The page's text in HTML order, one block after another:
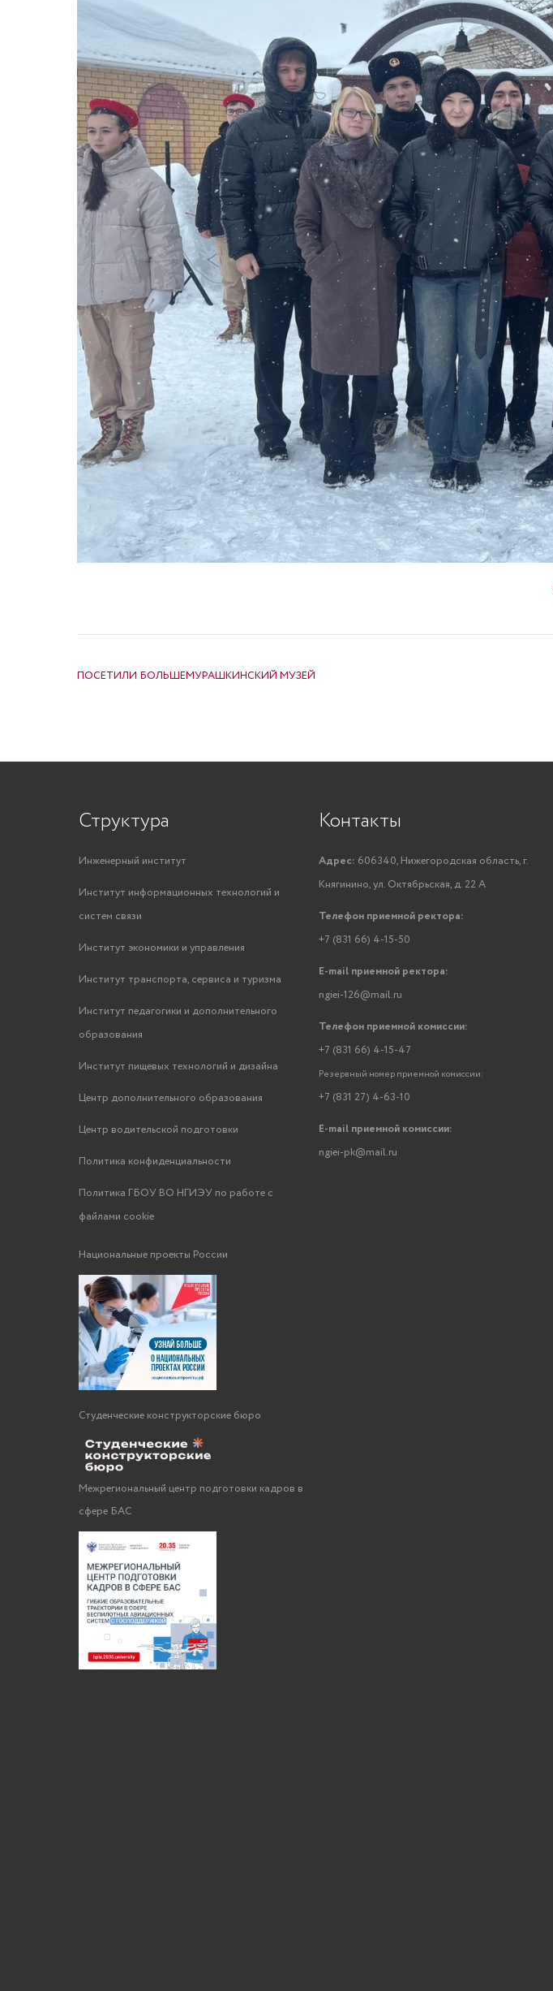
ПОСЕТИЛИ БОЛЬШЕМУРАШКИНСКИЙ МУЗЕЙ
Структура
Инженерный институт
Институт информационных технологий и
систем связи
Институт экономики и управления
Институт транспорта, сервиса и туризма
Институт педагогики и дополнительного
образования
Институт пищевых технологий и дизайна
Центр дополнительного образования
Центр водительской подготовки
Политика конфиденциальности
Политика ГБОУ ВО НГИЭУ по работе с
файлами cookie
Национальные проекты России
Студенческие конструкторские бюро
Межрегиональный центр подготовки кадров в
сфере БАС
Контакты
Адрес: 606340, Нижегородская область, г.
Княгинино, ул. Октябрьская, д. 22 А
Телефон приемной ректора:
+7 (831 66) 4-15-50
E-mail приемной ректора:
ngiei-126@mail.ru
Телефон приемной комиссии:
+7 (831 66) 4-15-47
Резервный номер приемной комиссии:
+7 (831 27) 4-63-10
E-mail приемной комиссии:
ngiei-pk@mail.ru